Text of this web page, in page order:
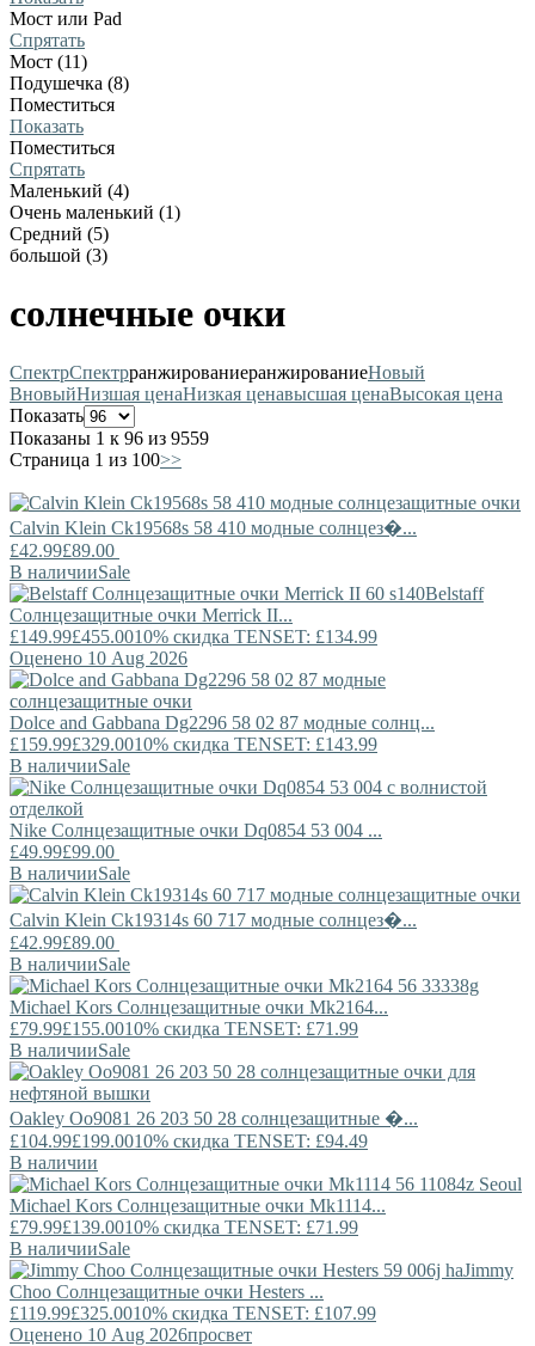
Мост или Pad
Спрятать
Мост (11)
Подушечка (8)
Поместиться
Показать
Поместиться
Спрятать
Маленький (4)
Очень маленький (1)
Средний (5)
большой (3)
солнечные очки
СпектрСпектрранжированиеранжированиеНовый
ВновыйНизшая ценаНизкая ценавысшая ценаВысокая цена
Показать
Показаны 1 к 96 из 9559
Страница 1 из 100>>
Calvin Klein Ck19568s 58 410 модные солнцез�...
£42.99£89.00
В наличииSale
Belstaff
Солнцезащитные очки Merrick II...
£149.99£455.0010% скидка TENSET: £134.99
Оценено 10 Aug 2026
Dolce and Gabbana Dg2296 58 02 87 модные солнц...
£159.99£329.0010% скидка TENSET: £143.99
В наличииSale
Nike Солнцезащитные очки Dq0854 53 004 ...
£49.99£99.00
В наличииSale
Calvin Klein Ck19314s 60 717 модные солнцез�...
£42.99£89.00
В наличииSale
Michael Kors Солнцезащитные очки Mk2164...
£79.99£155.0010% скидка TENSET: £71.99
В наличииSale
Oakley Oo9081 26 203 50 28 солнцезащитные �...
£104.99£199.0010% скидка TENSET: £94.49
В наличии
Michael Kors Солнцезащитные очки Mk1114...
£79.99£139.0010% скидка TENSET: £71.99
В наличииSale
Jimmy
Choo Солнцезащитные очки Hesters ...
£119.99£325.0010% скидка TENSET: £107.99
Оценено 10 Aug 2026просвет